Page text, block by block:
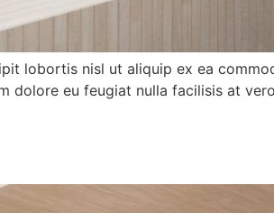
lobortis nisl ut aliquip ex ea
dolore eu feugiat nulla facilisis at